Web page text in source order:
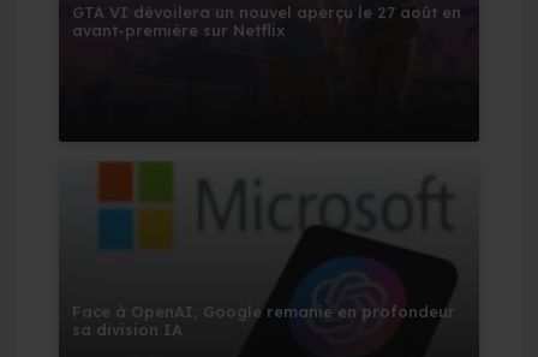
GTA VI dévoilera un nouvel aperçu le 27 août en
avant-première sur Netflix
Face à OpenAI, Google remanie en profondeur
sa division IA